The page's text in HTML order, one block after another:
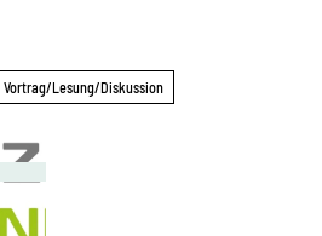
Vortrag/Lesung/Diskussion